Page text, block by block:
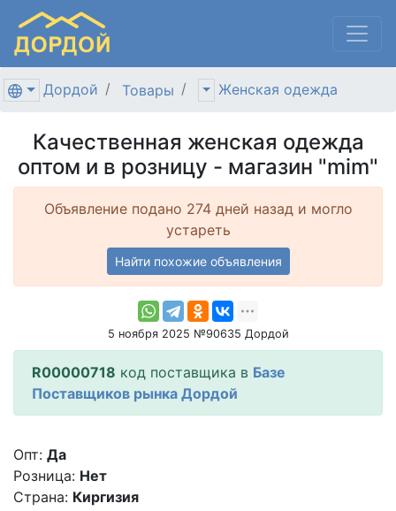
Дордой Товары Женская одежда
Качественная женская одежда
оптом и в розницу - магазин "mim"
Объявление подано 274 дней назад и могло
устареть
Найти похожие объявления
5 ноября 2025 №90635 Дордой
R00000718 код поставщика в Базе
Поставщиков рынка Дордой
Опт: Да
Розница: Нет
Страна: Киргизия